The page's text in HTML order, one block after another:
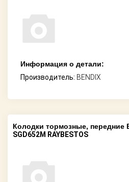
Информация о детали:
Производитель: BENDIX
Колодки тормозные, передние
SGD652M RAYBESTOS